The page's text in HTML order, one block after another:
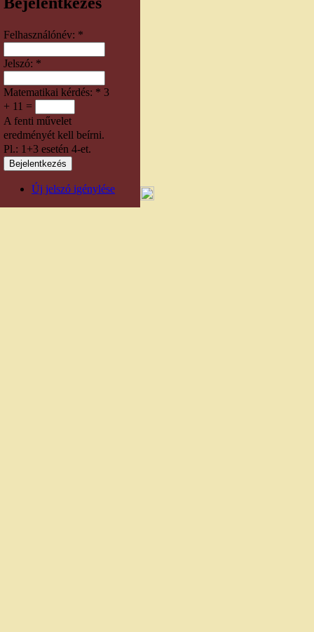
Felhasználónév: *
Jelszó: *
Matematikai kérdés: * 3
+ 11 =
A fenti művelet
eredményét kell beírni.
Pl.: 1+3 esetén 4-et.
Új jelszó igénylése